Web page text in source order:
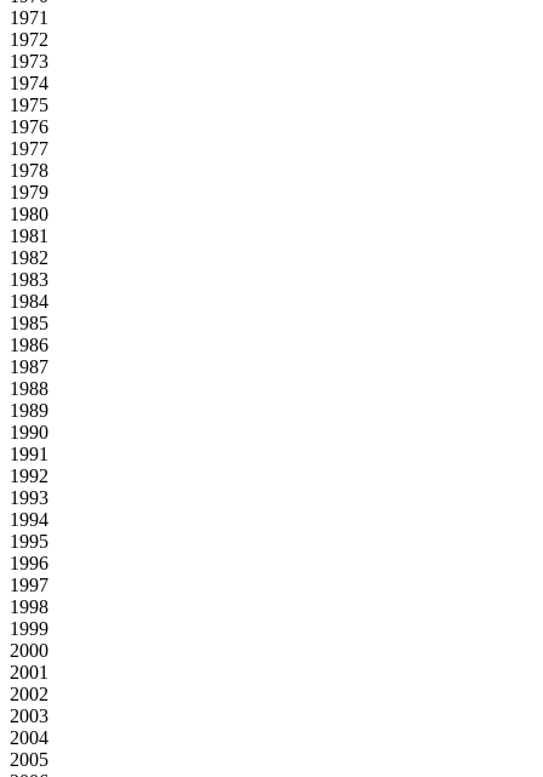
1971
1972
1973
1974
1975
1976
1977
1978
1979
1980
1981
1982
1983
1984
1985
1986
1987
1988
1989
1990
1991
1992
1993
1994
1995
1996
1997
1998
1999
2000
2001
2002
2003
2004
2005